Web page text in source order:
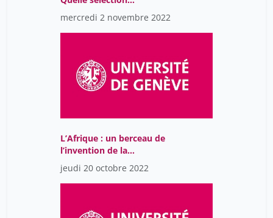
architecturale?
mercredi 2 novembre 2022
L’Afrique : un berceau de
l’invention de la
céramique il y a plus de
10’000 ans
jeudi 20 octobre 2022